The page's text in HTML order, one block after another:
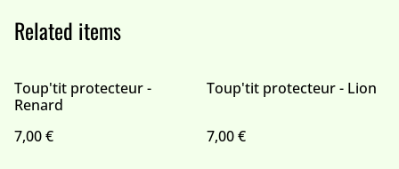
Related items
Toup'tit protecteur -
Renard
7,00 €
Toup'tit protecteur - Lion
7,00 €